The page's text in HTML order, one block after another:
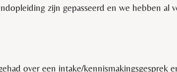
zijn gepasseerd en we hebben al
over een intake/kennismakingsgesprek